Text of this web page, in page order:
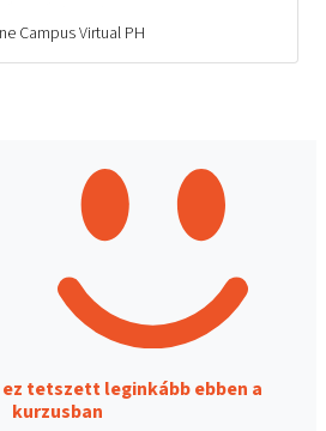
Campus Virtual PH
tetszett leginkább ebben a
kurzusban